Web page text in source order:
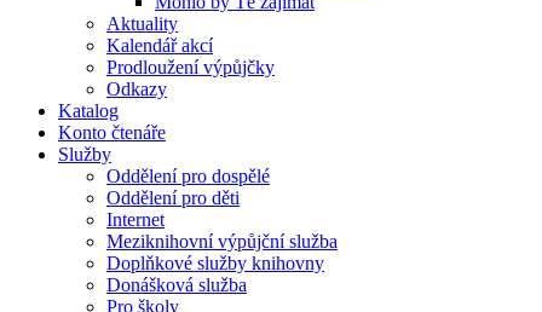
Aktuality
Kalendář akcí
Prodloužení výpůjčky
Odkazy
Katalog
Konto čtenáře
Služby
Oddělení pro dospělé
Oddělení pro děti
Internet
Meziknihovní výpůjční služba
Doplňkové služby knihovny
Donášková služba
Pro školy